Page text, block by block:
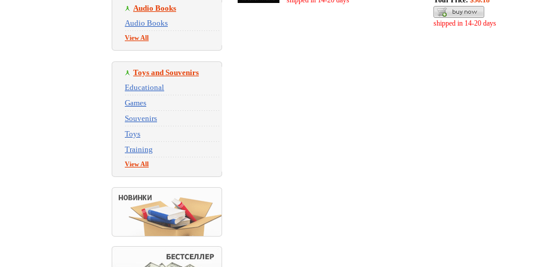
Audio Books
Audio Books
View All
Toys and Souvenirs
Educational
Games
Souvenirs
Toys
Training
View All
shipped in 14-20 days